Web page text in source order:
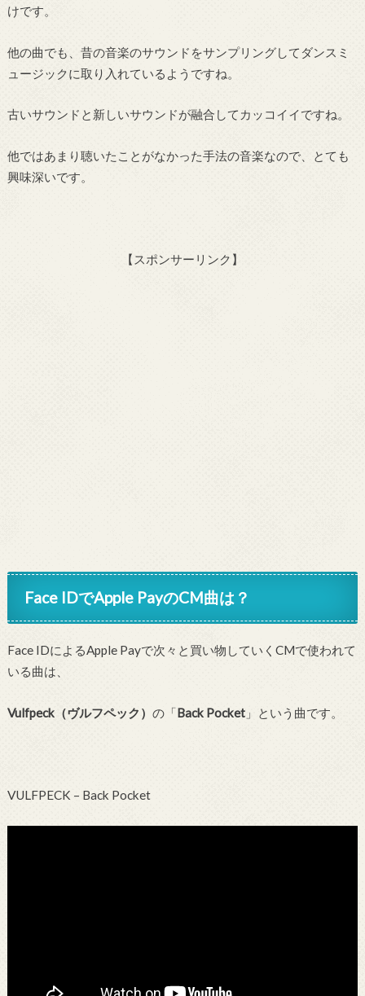
けです。
他の曲でも、昔の音楽のサウンドをサンプリングしてダンスミ
ュージックに取り入れているようですね。
古いサウンドと新しいサウンドが融合してカッコイイですね。
他ではあまり聴いたことがなかった手法の音楽なので、とても
興味深いです。
【スポンサーリンク】
Face IDでApple PayのCM曲は？
Face IDによるApple Payで次々と買い物していくCMで使われて
いる曲は、
Vulfpeck（ヴルフペック） の「Back Pocket」という曲です。
VULFPECK – Back Pocket